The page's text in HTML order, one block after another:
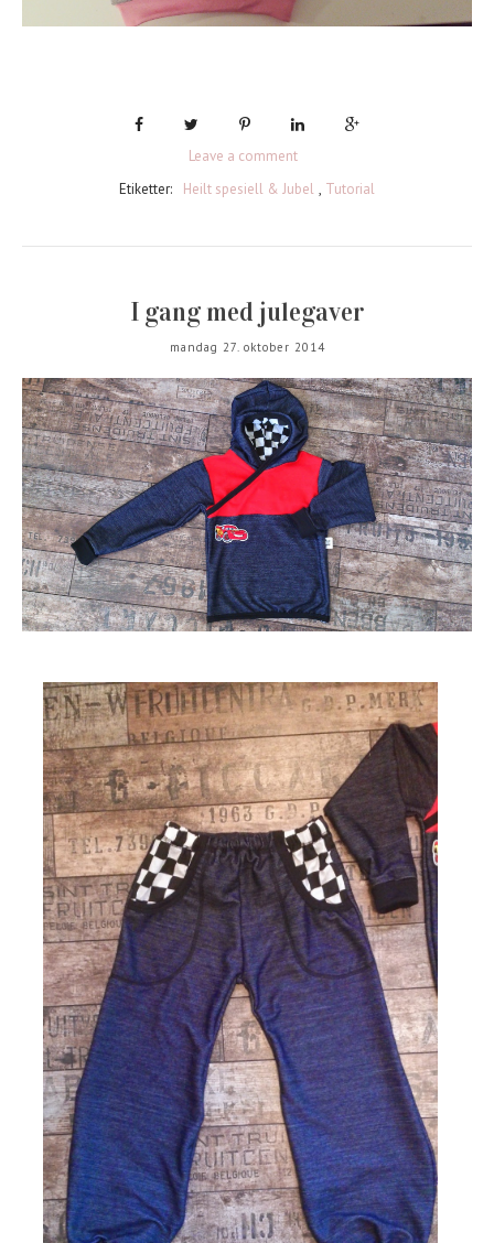
Leave a comment
Etiketter:
Heilt spesiell & Jubel , Tutorial
I gang med julegaver
mandag 27. oktober 2014